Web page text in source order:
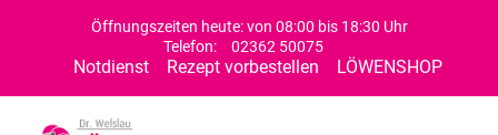
Öffnungszeiten heute: von 08:00 bis 18:30 Uhr
Telefon:
02362 50075
Notdienst Rezept vorbestellen LÖWENSHOP